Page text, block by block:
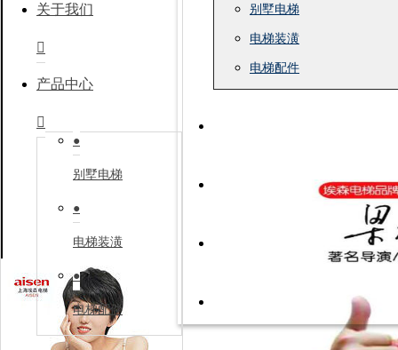
别墅电梯
电梯装潢
电梯配件
关于我们

产品中心

●
别墅电梯
●
电梯装潢
●
电梯配件